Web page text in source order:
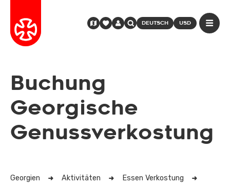
DEUTSCH USD
Buchung
Georgische
Genussverkostung
Georgien Aktivitäten
Essen Verkostung